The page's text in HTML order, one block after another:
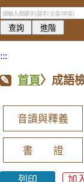
:::
首頁〉成語
音讀與釋義
書 證
列印 加